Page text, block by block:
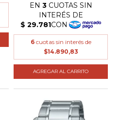
6 cuotas sin interés de
$14.890,83